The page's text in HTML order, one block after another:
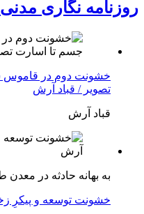
روزنامه نگاری مدنی
خشونت دوم در قاموس
تصویر / قباد آرش
قباد آرش
بە بهانه حادثە در معدن
خشونت توسعه و پیکرِ